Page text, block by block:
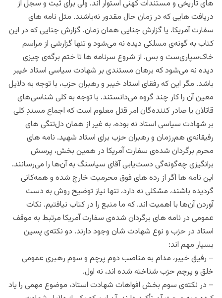
های تاریخی و مستندات کهنی استوار اند. ولی برای ثبت و سجل از
دریافت هایی که در زمان حال مقدور نه‌باشند. مثل نامه های
سفارت آمریکا. یا گزارش جنایی همان زمان. گزارش جنایی که در این
کتاب به گونه‌ی مسلکی دیده نه می‌شود و تنها گزارشی از مراسم
خاک‌سپاری‌ست و بس. از شروع سرنامه ها تا ختم برگه‌ی چیزی
دیده نه می‌شود که برهان مستندی بر شهادت سیاسی استاد خیبر
باشد. مگر این که رفقای استاد خیبر و رهبران حزب، با توجه به دلایل
معین آن را کار چند گروه می‌دانستند. با توجه به کلی شناسی‌های
قاتلان یا صادر کننده‌‌گان امر قتل معلوم است که اجماع مسندِ کلی
بر شهادت سیاسی استاد نه بوده، به غیر از همان دل‌تنگی های
رفیقانه‌ی هم‌رزمان و رهبران حزب برای استاد شهید. نامه های
محرم برگردان شده‌ی سفارت آمریکا در همین بخش، پرسش
برانگیزی چه‌گونه‌گی دست‌یابی آقای سیاسنگ به آن‌ها را می‌رسانند.
این نامه ها اگر از رده های فوق محرمیت خارج شده و همه‌کانی
گردیده باشند، مشکلی نه دارد، تنها نیاز توضیح روش به دست
آوردن آن‌ها با اهمیت اند. که ما منبع را در کتاب نیافتیم. نکات
عمومی در نامه های برگردان شده‌ی سفارت آمریکا مرتبط به موقف
استاد در حزب و نوع شهادت شان وجود دارند. دو نکته‌ی پسین
بسیار مهم اند:
– رفیق خیبر، مدام به مناصب دوم پرچم و سوم رهبری عمومی
خلق و پرچم حزب شناخته شده اند، نه اول.
– در نکته‌ی سوم بخش افواهات شهادت استاد، موضوع مهمی را یاد